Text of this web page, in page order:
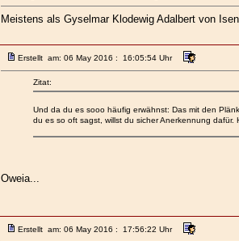
Meistens als Gyselmar Klodewig Adalbert von
Erstellt am: 06 May 2016 : 16:05:54 Uhr
Zitat:
Und da du es sooo häufig erwähnst: Das mit den
du es so oft sagst, willst du sicher Anerkennung dafür.
Oweia...
Erstellt am: 06 May 2016 : 17:56:22 Uhr